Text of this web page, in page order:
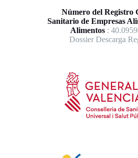
Número del Registro
Sanitario de Empresas
Alimentos :
Dossier Descarga